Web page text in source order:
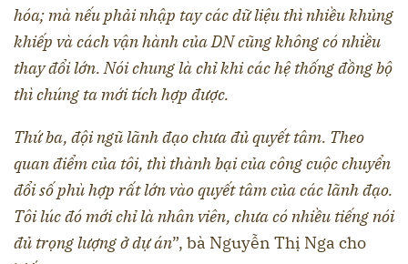
hóa; mà nếu phải nhập tay các dữ liệu thì nhiều khủng
khiếp và cách vận hành của DN cũng không có nhiều
thay đổi lớn. Nói chung là chỉ khi các hệ thống đồng bộ
thì chúng ta mới tích hợp được.
Thứ ba, đội ngũ lãnh đạo chưa đủ quyết tâm. Theo
quan điểm của tôi, thì thành bại của công cuộc chuyển
đổi số phù hợp rất lớn vào quyết tâm của các lãnh đạo.
Tôi lúc đó mới chỉ là nhân viên, chưa có nhiều tiếng nói
đủ trọng lượng ở dự án”, bà Nguyễn Thị Nga cho